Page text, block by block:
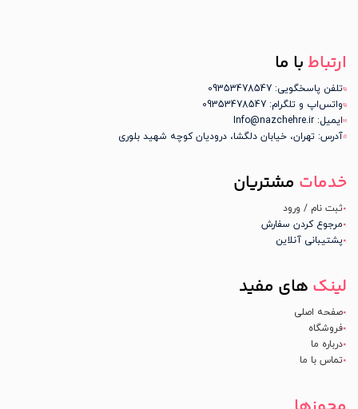
ارتباط با ما
تلفن پاسخگویی: 09353478547
واتس‌اپ و تلگرام: 09353478547
ایمیل: Info@nazchehre.ir
آدرس: تهران، خیابان دلگشا، درودیان کوچه شهید بلوری
خدمات مشتریان
ثبت نام / ورود
مرجوع کردن سفارش
پشتیبانی آنلاین
لینک های مفید
صفحه اصلی
فروشگاه
درباره ما
تماس با ما